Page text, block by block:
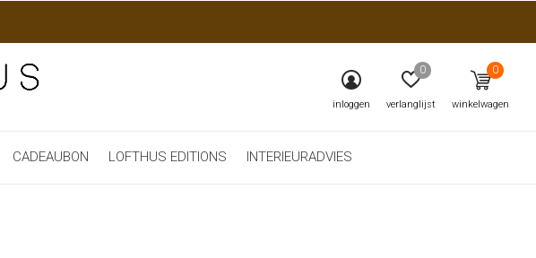
CADEAUBON LOFTHUS EDITIONS INTERIEURADVIES
inloggen verlanglijst
0
winkelwagen
0